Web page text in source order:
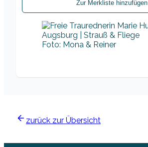
Zur Merkliste hinzufügen
Foto: Mona & Reiner
zurück zur Übersicht